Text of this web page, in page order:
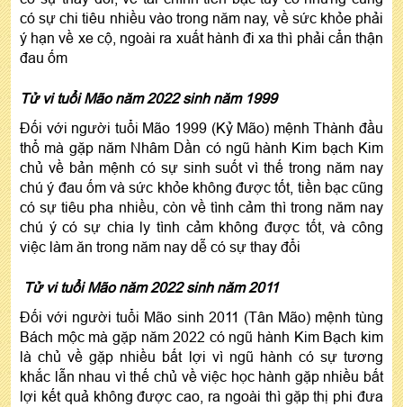
có sự chi tiêu nhiều vào trong năm nay, về sức khỏe phải
ý hạn về xe cộ, ngoài ra xuất hành đi xa thì phải cẩn thận
đau ốm
Tử vi tuổi Mão năm 2022 sinh năm 1999
Đối với người tuổi Mão 1999 (Kỷ Mão) mệnh Thành đầu
thổ mà gặp năm Nhâm Dần có ngũ hành Kim bạch Kim
chủ về bản mệnh có sự sinh suốt vì thế trong năm nay
chú ý đau ốm và sức khỏe không được tốt, tiền bạc cũng
có sự tiêu pha nhiều, còn về tình cảm thì trong năm nay
chú ý có sự chia ly tình cảm không được tốt, và công
việc làm ăn trong năm nay dễ có sự thay đổi
Tử vi tuổi Mão năm 2022 sinh năm 2011
Đối với người tuổi Mão sinh 2011 (Tân Mão) mệnh tùng
Bách mộc mà gặp năm 2022 có ngũ hành Kim Bạch kim
là chủ về gặp nhiều bất lợi vì ngũ hành có sự tương
khắc lẫn nhau vì thế chủ về việc học hành gặp nhiều bất
lợi kết quả không được cao, ra ngoài thì gặp thị phi đưa